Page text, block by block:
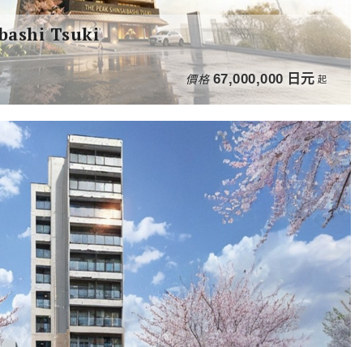
Tsuki
價格 67,000,000 日元 起